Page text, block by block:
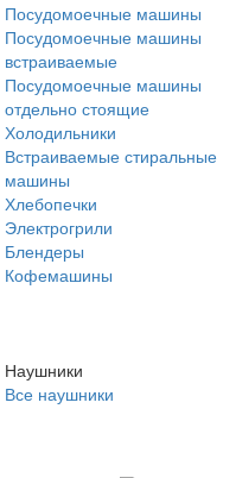
Посудомоечные машины
Посудомоечные машины
встраиваемые
Посудомоечные машины
отдельно стоящие
Холодильники
Встраиваемые стиральные
машины
Хлебопечки
Электрогрили
Блендеры
Кофемашины
Наушники
Все наушники